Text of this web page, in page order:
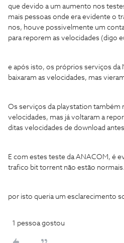
que devido a um aumento nos
mais pessoas onde era evidente o
nos, houve possivelmente um
para reporem as velocidades (digo
e após isto, os próprios serviços da
baixaram as velocidades, mas
Os serviços da playstation também
velocidades, mas já voltaram a
ditas velocidades de download antes
E com estes teste da ANACOM, é
trafico bit torrent não estão normais.
por isto queria um esclarecimento
1 pessoa gostou